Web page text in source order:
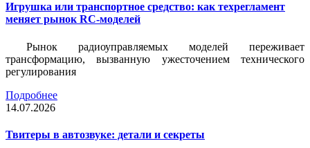
Игрушка или транспортное средство: как техрегламент
меняет рынок RC-моделей
Рынок радиоуправляемых моделей переживает
трансформацию, вызванную ужесточением технического
регулирования
Подробнее
14.07.2026
Твитеры в автозвуке: детали и секреты